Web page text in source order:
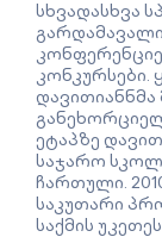
სხვადასხვა
ეტაპზე
საჯარო
ჩართული.
საკუთარი
საქმის